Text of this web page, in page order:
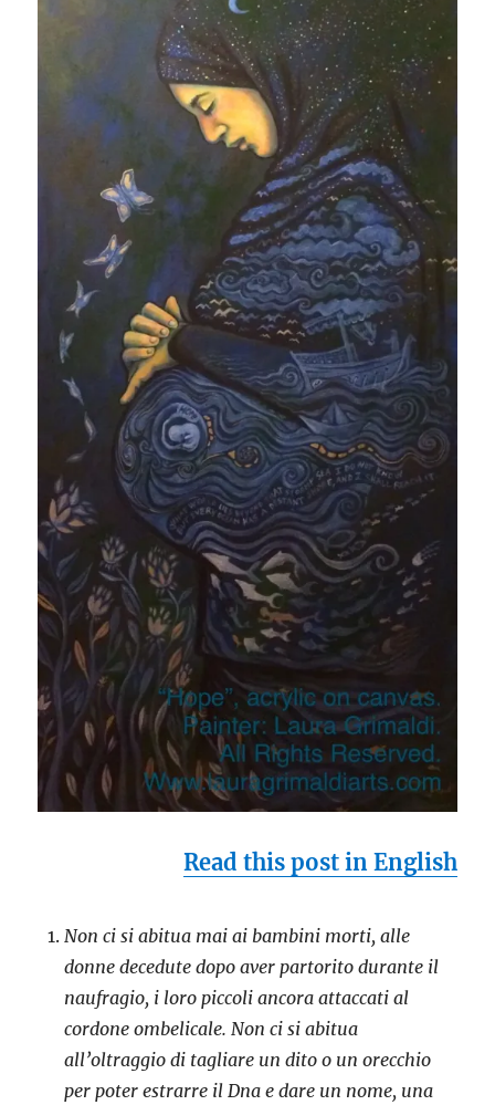
Read this post in English
Non ci si abitua mai ai bambini morti, alle
donne decedute dopo aver partorito durante il
naufragio, i loro piccoli ancora attaccati al
cordone ombelicale. Non ci si abitua
all’oltraggio di tagliare un dito o un orecchio
per poter estrarre il Dna e dare un nome, una